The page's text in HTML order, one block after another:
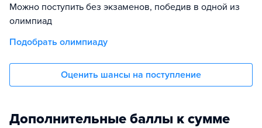
Можно поступить без экзаменов, победив в одной из
олимпиад
Подобрать олимпиаду
Оценить шансы на поступление
Дополнительные баллы к сумме